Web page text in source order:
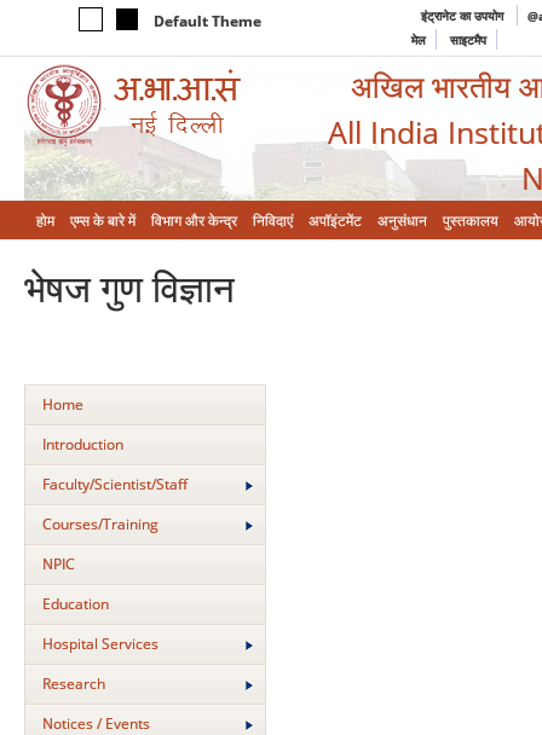
Default Theme इंट्रानेट का उपयोग
मेल
साइटमैप
अखिल भारतीय
All India
होम एम्‍स के बारे में विभाग और केन्‍द्र निविदाएं अपॉइंटमेंट अनुसंधान पुस्तकालय
भेषज गुण विज्ञान
Home
Introduction
Faculty/Scientist/Staff
Courses/Training
NPIC
Education
Hospital Services
Research
Notices / Events